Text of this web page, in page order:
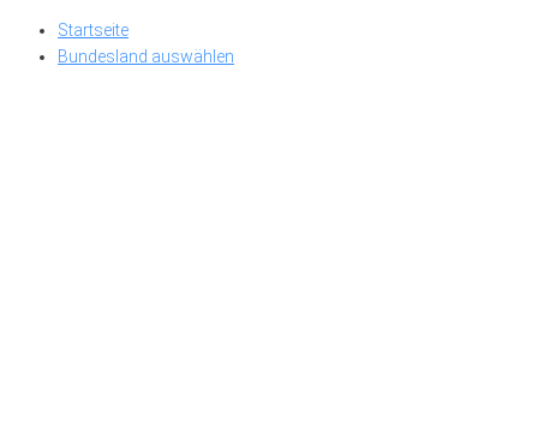
Skip
Startseite
Bundesland auswählen